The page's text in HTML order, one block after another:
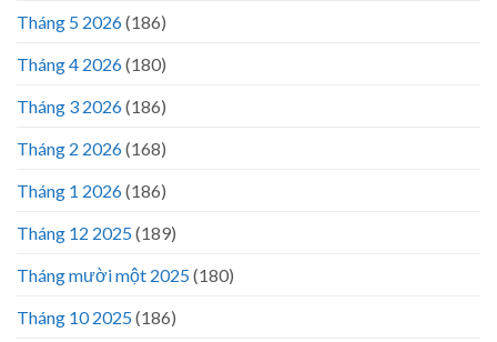
Tháng 5 2026(186)
Tháng 4 2026(180)
Tháng 3 2026(186)
Tháng 2 2026(168)
Tháng 1 2026(186)
Tháng 12 2025(189)
Tháng mười một 2025(180)
Tháng 10 2025(186)